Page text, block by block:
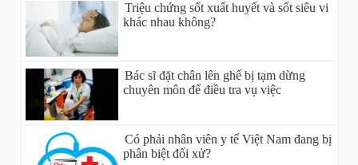
Triệu chứng sốt xuất huyết và sốt siêu vi
khác nhau không?
Bác sĩ đặt chân lên ghế bị tạm dừng
chuyên môn để điều tra vụ việc
Có phải nhân viên y tế Việt Nam đang bị
phân biệt đối xử?